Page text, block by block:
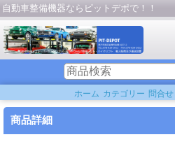
自動車整備機器ならピットデポで！！
ホーム カテゴリー 問合せ
商品詳細